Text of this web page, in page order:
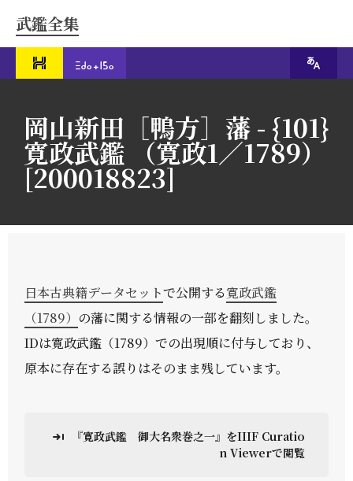
武鑑全集
岡山新田［鴨方］藩 - {101}
寛政武鑑 （寛政1／1789）
[200018823]
日本古典籍データセットで公開する寛政武鑑
（1789） の藩に関する情報の一部を翻刻しました。
IDは寛政武鑑（1789）での出現順に付与しており、
原本に存在する誤りはそのまま残しています。
『寛政武鑑 御大名衆巻之一』をIIIF Curatio
n Viewerで閲覧